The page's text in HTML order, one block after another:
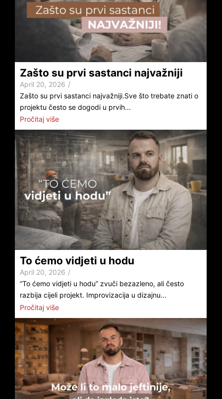
Zašto su prvi sastanci najvažniji
April 20, 2026 /
Zašto su prvi sastanci najvažniji.Sve što trebate znati o
projektu često se dogodi u prvih...
Pročitaj više
To ćemo vidjeti u hodu
April 20, 2026 /
“To ćemo vidjeti u hodu” zvuči bezazleno, ali često
razbija cijeli projekt. Improvizacija u dizajnu...
Pročitaj više